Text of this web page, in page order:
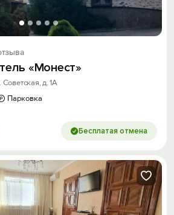
«Монест»
д. 1А
Парковка
Бесплатая отмена